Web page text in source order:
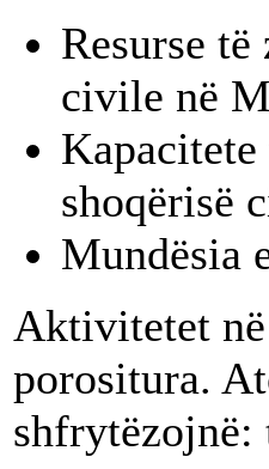
Resurse
civile në
shoqërisë
Mundësia
Aktivitetet në
porositura.